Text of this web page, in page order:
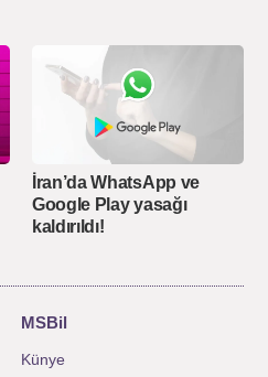
İran’da WhatsApp ve
Google Play yasağı
kaldırıldı!
MSBil
Künye